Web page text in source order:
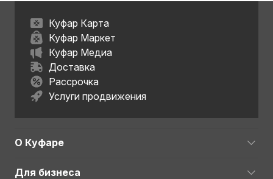
Куфар Карта
Куфар Маркет
Куфар Медиа
Доставка
Рассрочка
Услуги продвижения
О Куфаре
Для бизнеса